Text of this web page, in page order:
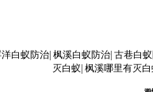
白蚁防治| 枫溪白蚁防治| 古巷白
灭白蚁 枫溪哪里有灭白